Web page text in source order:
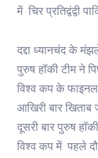
में चिर प्रतिद्वंद्वी
दद्दा ध्यानचंद के
पुरुष हॉकी टीम ने
विश्व कप के फाइनल
आखिरी बार
दूसरी बार पुरुष
विश्व कप में पहले